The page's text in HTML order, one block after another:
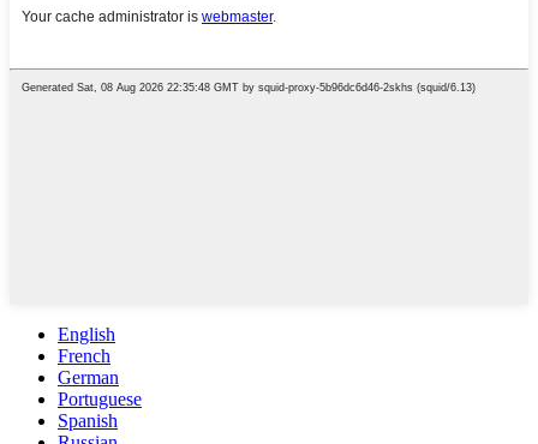
English
French
German
Portuguese
Spanish